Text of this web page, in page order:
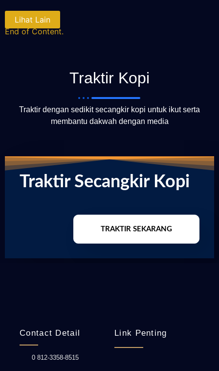
Lihat Lain
End of Content.
Traktir Kopi
Traktir dengan sedikit secangkir kopi untuk ikut serta
membantu dakwah dengan media
Traktir Secangkir Kopi
TRAKTIR SEKARANG
Contact Detail
0 812-3358-8515
Link Penting